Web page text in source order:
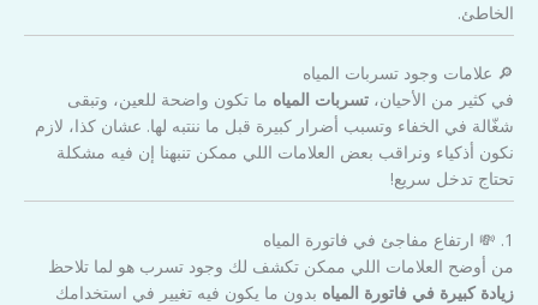
الخاطئ.
🔎 علامات وجود تسربات المياه
في كثير من الأحيان، تسربات المياه ما تكون واضحة للعين، وتبقى
شغّالة في الخفاء وتسبب أضرار كبيرة قبل ما ننتبه لها. عشان كذا، لازم
نكون أذكياء ونراقب بعض العلامات اللي ممكن تنبهنا إن فيه مشكلة
تحتاج تدخل سريع!
1. 💸 ارتفاع مفاجئ في فاتورة المياه
من أوضح العلامات اللي ممكن تكشف لك وجود تسرب هو لما تلاحظ
زيادة كبيرة في فاتورة المياه بدون ما يكون فيه تغيير في استخدامك